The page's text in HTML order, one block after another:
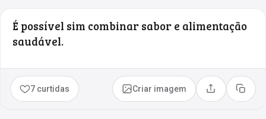
É possível sim combinar sabor e alimentação
saudável.
7 curtidas Criar imagem Compartilhar
Copiar